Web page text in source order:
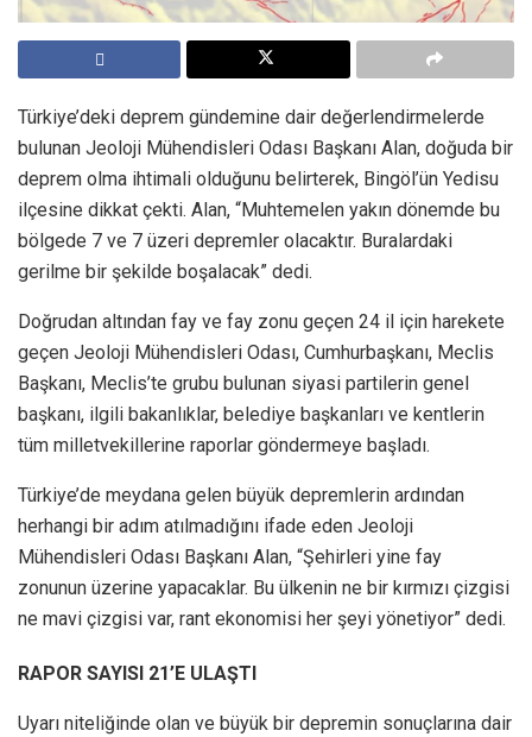
Türkiye’deki deprem gündemine dair değerlendirmelerde
bulunan Jeoloji Mühendisleri Odası Başkanı Alan, doğuda bir
deprem olma ihtimali olduğunu belirterek, Bingöl’ün Yedisu
ilçesine dikkat çekti. Alan, “Muhtemelen yakın dönemde bu
bölgede 7 ve 7 üzeri depremler olacaktır. Buralardaki
gerilme bir şekilde boşalacak” dedi.
Doğrudan altından fay ve fay zonu geçen 24 il için harekete
geçen Jeoloji Mühendisleri Odası, Cumhurbaşkanı, Meclis
Başkanı, Meclis’te grubu bulunan siyasi partilerin genel
başkanı, ilgili bakanlıklar, belediye başkanları ve kentlerin
tüm milletvekillerine raporlar göndermeye başladı.
Türkiye’de meydana gelen büyük depremlerin ardından
herhangi bir adım atılmadığını ifade eden Jeoloji
Mühendisleri Odası Başkanı Alan, “Şehirleri yine fay
zonunun üzerine yapacaklar. Bu ülkenin ne bir kırmızı çizgisi
ne mavi çizgisi var, rant ekonomisi her şeyi yönetiyor” dedi.
RAPOR SAYISI 21’E ULAŞTI
Uyarı niteliğinde olan ve büyük bir depremin sonuçlarına dair